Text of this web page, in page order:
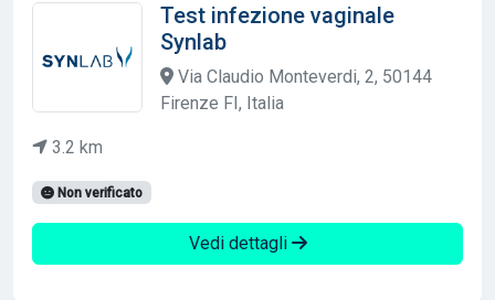
Test infezione vaginale
Synlab
Via Claudio Monteverdi, 2, 50144
Firenze FI, Italia
3.2 km
Non verificato
Vedi dettagli